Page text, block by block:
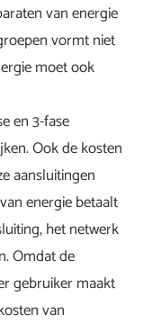
van energie
vormt niet
moet ook
en 3-fase
Ook de kosten
aansluitingen
energie betaalt
het netwerk
Omdat de
gebruiker maakt
van